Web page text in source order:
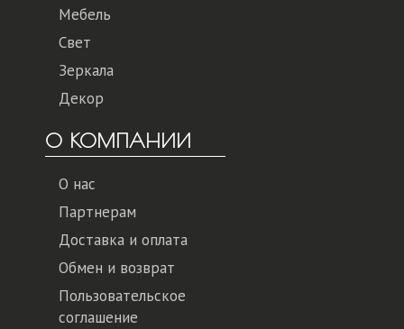
Мебель
Свет
Зеркала
Декор
О КОМПАНИИ
О нас
Партнерам
Доставка и оплата
Обмен и возврат
Пользовательское
соглашение